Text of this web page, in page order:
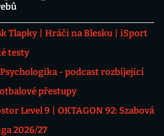
Tlapky Hráči na Blesku
iSport
testy
Psychologika - podcast rozbíjející
přestupy
Level 9
OKTAGON 92: Szabová
2026/27